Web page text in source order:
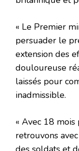
« Le Premier
persuader le
extension des
douloureuse
laissés pour
inadmissible.
« Avec 18 mois
retrouvons